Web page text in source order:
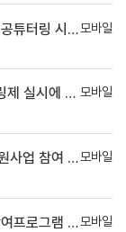
2023학년도 2학기 외국인 유학생 전공튜터링 시행 모바일
2023학년도 제3기 대학(원)생 멘토링제 실시에 따른 교육봉사학생 모집 모바일
2023학년도 2학기 캡스톤디자인 지원사업 참여 안내 모바일
2023학년도 2학기 교수·학생 공동참여프로그램 ‘師弟同行’ 신청 안내 모바일